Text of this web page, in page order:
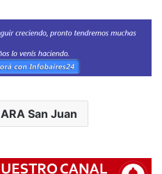
San Juan